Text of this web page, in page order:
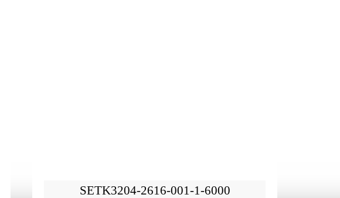
SETK3204-2616-001-1-6000